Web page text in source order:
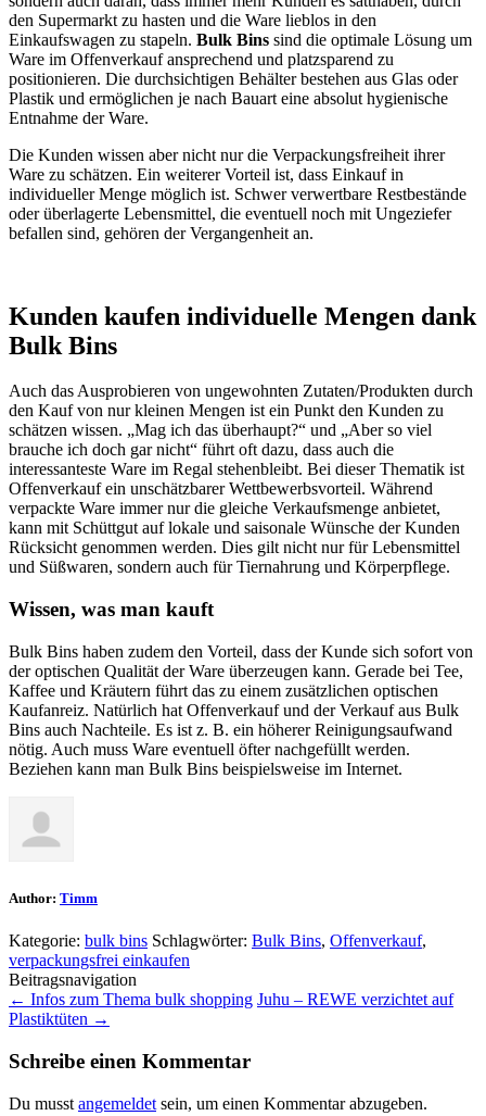
den Supermarkt zu hasten und die Ware lieblos in den
Einkaufswagen zu stapeln. Bulk Bins sind die optimale Lösung um
Ware im Offenverkauf ansprechend und platzsparend zu
positionieren. Die durchsichtigen Behälter bestehen aus Glas oder
Plastik und ermöglichen je nach Bauart eine absolut hygienische
Entnahme der Ware.
Die Kunden wissen aber nicht nur die Verpackungsfreiheit ihrer
Ware zu schätzen. Ein weiterer Vorteil ist, dass Einkauf in
individueller Menge möglich ist. Schwer verwertbare Restbestände
oder überlagerte Lebensmittel, die eventuell noch mit Ungeziefer
befallen sind, gehören der Vergangenheit an.
Kunden kaufen individuelle Mengen dank
Bulk Bins
Auch das Ausprobieren von ungewohnten Zutaten/Produkten durch
den Kauf von nur kleinen Mengen ist ein Punkt den Kunden zu
schätzen wissen. „Mag ich das überhaupt?“ und „Aber so viel
brauche ich doch gar nicht“ führt oft dazu, dass auch die
interessanteste Ware im Regal stehenbleibt. Bei dieser Thematik ist
Offenverkauf ein unschätzbarer Wettbewerbsvorteil. Während
verpackte Ware immer nur die gleiche Verkaufsmenge anbietet,
kann mit Schüttgut auf lokale und saisonale Wünsche der Kunden
Rücksicht genommen werden. Dies gilt nicht nur für Lebensmittel
und Süßwaren, sondern auch für Tiernahrung und Körperpflege.
Wissen, was man kauft
Bulk Bins haben zudem den Vorteil, dass der Kunde sich sofort von
der optischen Qualität der Ware überzeugen kann. Gerade bei Tee,
Kaffee und Kräutern führt das zu einem zusätzlichen optischen
Kaufanreiz. Natürlich hat Offenverkauf und der Verkauf aus Bulk
Bins auch Nachteile. Es ist z. B. ein höherer Reinigungsaufwand
nötig. Auch muss Ware eventuell öfter nachgefüllt werden.
Beziehen kann man Bulk Bins beispielsweise im Internet.
Author: Timm
Kategorie: bulk bins Schlagwörter: Bulk Bins, Offenverkauf,
verpackungsfrei einkaufen
Beitragsnavigation
← Infos zum Thema bulk shopping Juhu – REWE verzichtet auf
Plastiktüten →
Schreibe einen Kommentar
Du musst angemeldet sein, um einen Kommentar abzugeben.